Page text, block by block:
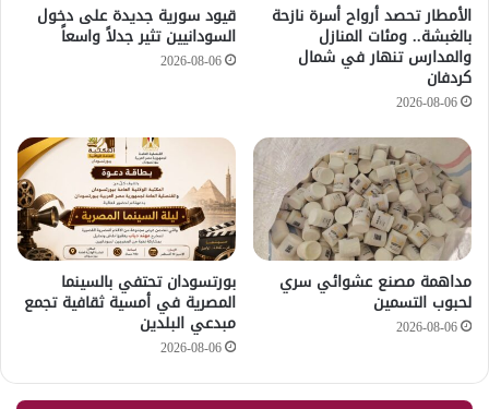
الأمطار تحصد أرواح أسرة نازحة
بالغبشة.. ومئات المنازل
والمدارس تنهار في شمال
كردفان
2026-08-06
قيود سورية جديدة على دخول
السودانيين تثير جدلاً واسعاً
2026-08-06
مداهمة مصنع عشوائي سري
لحبوب التسمين
2026-08-06
بورتسودان تحتفي بالسينما
المصرية في أمسية ثقافية تجمع
مبدعي البلدين
2026-08-06